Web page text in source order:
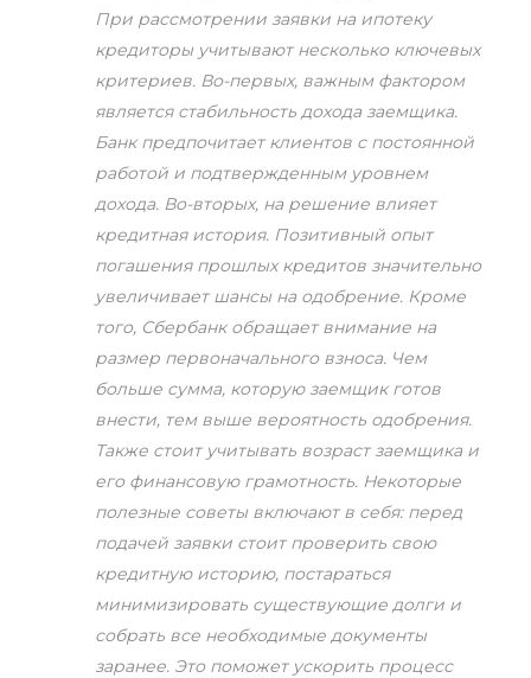
При рассмотрении заявки на ипотеку
кредиторы учитывают несколько ключевых
критериев. Во-первых, важным фактором
является стабильность дохода заемщика.
Банк предпочитает клиентов с постоянной
работой и подтвержденным уровнем
дохода. Во-вторых, на решение влияет
кредитная история. Позитивный опыт
погашения прошлых кредитов значительно
увеличивает шансы на одобрение. Кроме
того, Сбербанк обращает внимание на
размер первоначального взноса. Чем
больше сумма, которую заемщик готов
внести, тем выше вероятность одобрения.
Также стоит учитывать возраст заемщика и
его финансовую грамотность. Некоторые
полезные советы включают в себя: перед
подачей заявки стоит проверить свою
кредитную историю, постараться
минимизировать существующие долги и
собрать все необходимые документы
заранее. Это поможет ускорить процесс